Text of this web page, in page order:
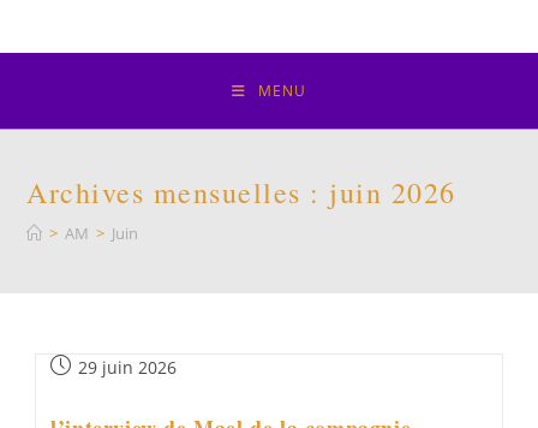
MENU
Archives mensuelles : juin 2026
> AM > Juin
Publication
29 juin 2026